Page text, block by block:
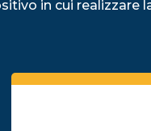
in cui realizzare